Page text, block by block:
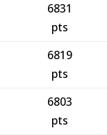
6831
pts
6819
pts
6803
pts